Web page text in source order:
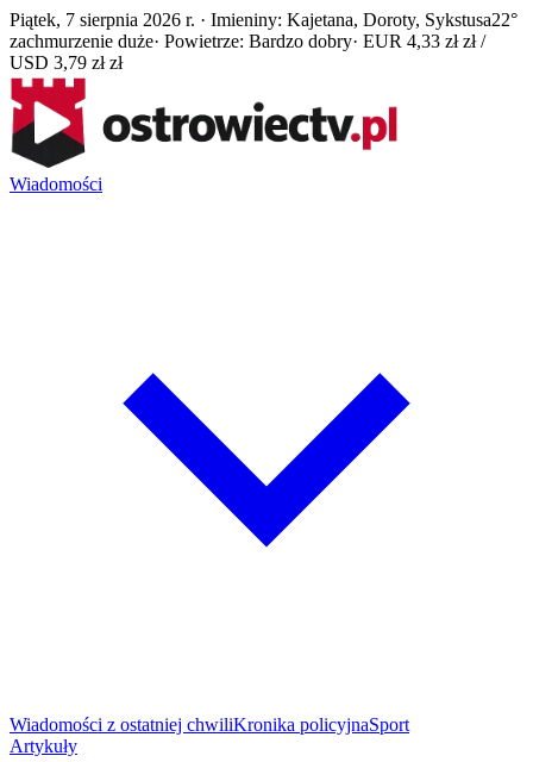
Piątek, 7 sierpnia 2026 r. · Imieniny: Kajetana, Doroty, Sykstusa22°
zachmurzenie duże· Powietrze: Bardzo dobry· EUR 4,33 zł zł /
USD 3,79 zł zł
Wiadomości
Wiadomości z ostatniej chwiliKronika policyjnaSport
Artykuły